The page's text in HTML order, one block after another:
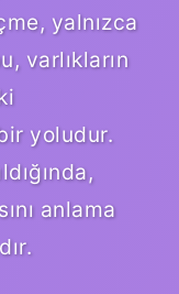
yalnızca
varlıkların
yoludur.
anlama